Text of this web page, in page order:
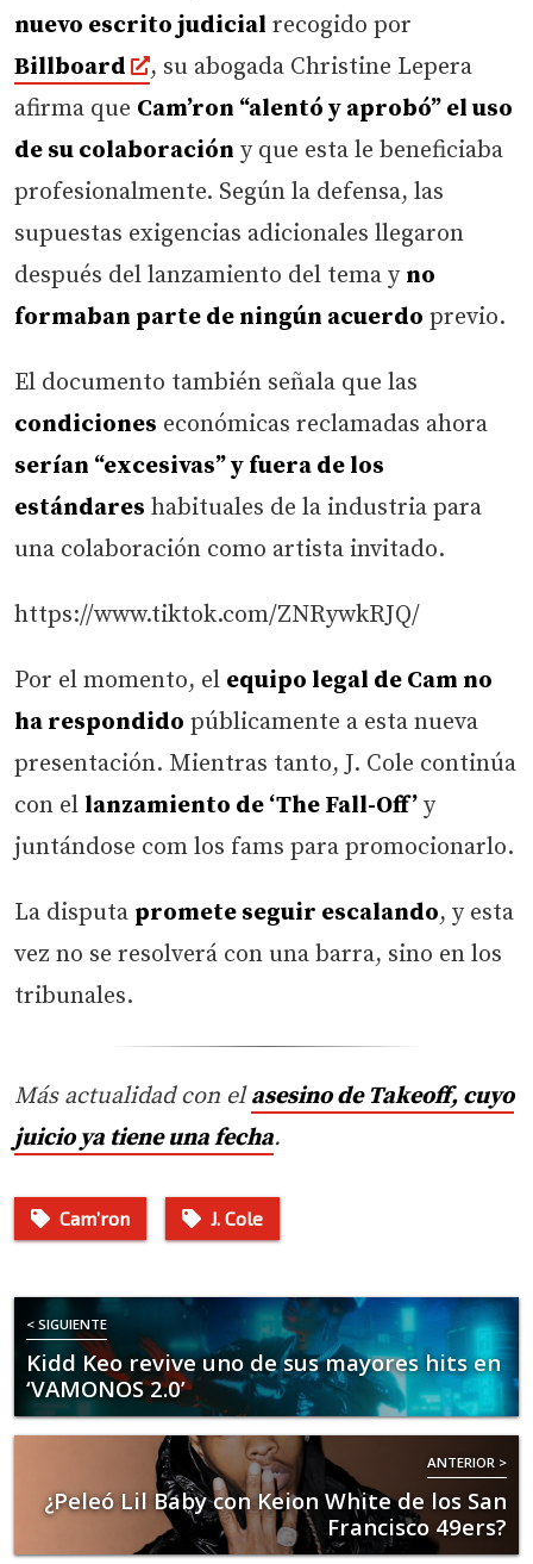
nuevo escrito judicial recogido por
Billboard
, su abogada Christine Lepera
afirma que Cam’ron “alentó y aprobó” el uso
de su colaboración y que esta le beneficiaba
profesionalmente. Según la defensa, las
supuestas exigencias adicionales llegaron
después del lanzamiento del tema y no
formaban parte de ningún acuerdo previo.
El documento también señala que las
condiciones económicas reclamadas ahora
serían “excesivas” y fuera de los
estándares habituales de la industria para
una colaboración como artista invitado.
https://www.tiktok.com/ZNRywkRJQ/
Por el momento, el equipo legal de Cam no
ha respondido públicamente a esta nueva
presentación. Mientras tanto, J. Cole continúa
con el lanzamiento de ‘The Fall-Off’ y
juntándose com los fams para promocionarlo.
La disputa promete seguir escalando, y esta
vez no se resolverá con una barra, sino en los
tribunales.
Más actualidad con elasesino de Takeoff, cuyo
juicio ya tiene una fecha.
Cam’ron J. Cole
< SIGUIENTE
Kidd Keo revive uno de sus mayores hits en
‘VAMONOS 2.0’
ANTERIOR >
¿Peleó Lil Baby con Keion White de los San
Francisco 49ers?